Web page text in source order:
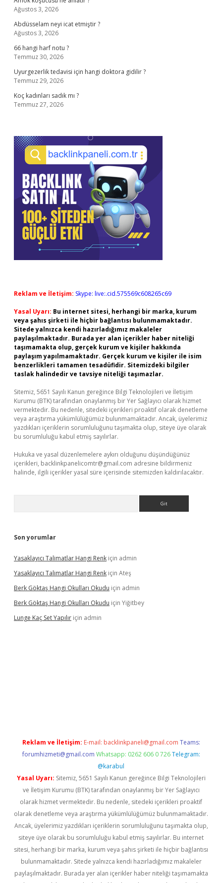
Ağustos 3, 2026
Abdüsselam neyi icat etmiştir ?
Ağustos 3, 2026
66 hangi harf notu ?
Temmuz 30, 2026
Uyurgezerlik tedavisi için hangi doktora gidilir ?
Temmuz 29, 2026
Koç kadınları sadık mı ?
Temmuz 27, 2026
Reklam ve İletişim: Skype: live:.cid.575569c608265c69
Yasal Uyarı: Bu internet sitesi, herhangi bir marka, kurum
veya şahıs şirketi ile hiçbir bağlantısı bulunmamaktadır.
Sitede yalnızca kendi hazırladığımız makaleler
paylaşılmaktadır. Burada yer alan içerikler haber niteliği
taşımamakta olup, gerçek kurum ve kişiler hakkında
paylaşım yapılmamaktadır. Gerçek kurum ve kişiler ile isim
benzerlikleri tamamen tesadüfidir. Sitemizdeki bilgiler
taslak halindedir ve tavsiye niteliği taşımazlar.
Sitemiz, 5651 Sayılı Kanun gereğince Bilgi Teknolojileri ve İletişim
Kurumu (BTK) tarafından onaylanmış bir Yer Sağlayıcı olarak hizmet
vermektedir. Bu nedenle, sitedeki içerikleri proaktif olarak denetleme
veya araştırma yükümlülüğümüz bulunmamaktadır. Ancak, üyelerimiz
yazdıkları içeriklerin sorumluluğunu taşımakta olup, siteye üye olarak
bu sorumluluğu kabul etmiş sayılırlar.
Hukuka ve yasal düzenlemelere aykırı olduğunu düşündüğünüz
içerikleri, backlinkpanelicomtr@gmail.com adresine bildirmeniz
halinde, ilgili içerikler yasal süre içerisinde sitemizden kaldırılacaktır.
Son yorumlar
Yasaklayıcı Talimatlar Hangi Renk için admin
Yasaklayıcı Talimatlar Hangi Renk için Ateş
Berk Göktaş Hangi Okulları Okudu için admin
Berk Göktaş Hangi Okulları Okudu için Yiğitbey
Lunge Kaç Set Yapılır için admin
Reklam ve İletişim: E-mail: backlinkpaneli@gmail.com Teams:
forumhizmeti@gmail.com Whatsapp: 0262 606 0 726 Telegram:
@karabul
Yasal Uyarı: Sitemiz, 5651 Sayılı Kanun gereğince Bilgi Teknolojileri
ve İletişim Kurumu (BTK) tarafından onaylanmış bir Yer Sağlayıcı
olarak hizmet vermektedir. Bu nedenle, sitedeki içerikleri proaktif
olarak denetleme veya araştırma yükümlülüğümüz bulunmamaktadır.
Ancak, üyelerimiz yazdıkları içeriklerin sorumluluğunu taşımakta olup,
siteye üye olarak bu sorumluluğu kabul etmiş sayılırlar. Bu internet
sitesi, herhangi bir marka, kurum veya şahıs şirketi ile hiçbir bağlantısı
bulunmamaktadır. Sitede yalnızca kendi hazırladığımız makaleler
paylaşılmaktadır. Burada yer alan içerikler haber niteliği taşımamakta